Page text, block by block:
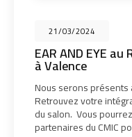
21/03/2024
EAR AND EYE
à Valence
Nous serons présents
Retrouvez votre
du salon. Vous
partenaires du CMIC